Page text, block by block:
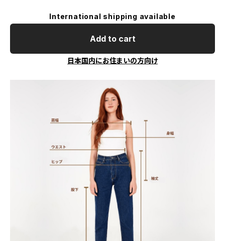
International shipping available
Add to cart
日本国内にお住まいの方向け